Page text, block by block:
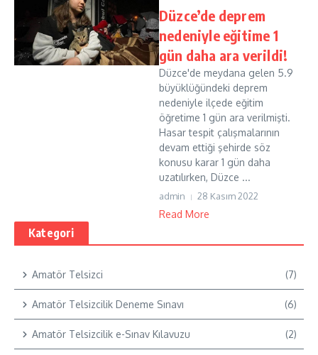
Düzce’de deprem
nedeniyle eğitime 1
gün daha ara verildi!
Düzce'de meydana gelen 5.9
büyüklüğündeki deprem
nedeniyle ilçede eğitim
öğretime 1 gün ara verilmişti.
Hasar tespit çalışmalarının
devam ettiği şehirde söz
konusu karar 1 gün daha
uzatılırken, Düzce ...
admin 28 Kasım 2022
Read More
Kategori
Amatör Telsizci (7)
Amatör Telsizcilik Deneme Sınavı (6)
Amatör Telsizcilik e-Sınav Kılavuzu (2)